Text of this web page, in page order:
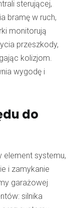
sterującej,
bramę w ruch,
monitorują
przeszkody,
kolizjom.
wygodę i
do
element systemu,
i zamykanie
garażowej
silnika